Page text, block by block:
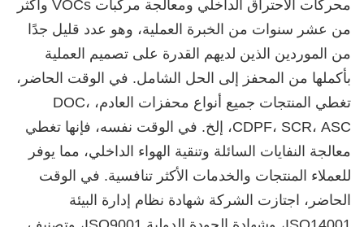
محركات الاحتراق الداخلي ومعالجة مركبات VOCs وأكثر
من عشر سنوات من الخبرة العملية، وهو عدد قليل جدًا
من الموردين الذين لديهم القدرة على تصميم العملية
بأكملها من المحفز إلى الحل الشامل. في الوقت الحاضر،
تغطي المنتجات جميع أنواع محفزات العادم، DOC،
CDPF، SCR، ASC، إلخ. في الوقت نفسه، فإنها تغطي
معالجة النفايات السائلة وتنقية الهواء الداخلي، مما يوفر
للعملاء المنتجات والخدمات الأكثر تنافسية. في الوقت
الحاضر، اجتازت الشركة شهادة نظام إدارة البيئة